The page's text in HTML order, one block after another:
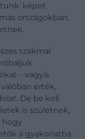
képet
országokban,
szakmai
– vagyis
érték,
De be kell
is születnek,
hogy
a gyakorlatba.